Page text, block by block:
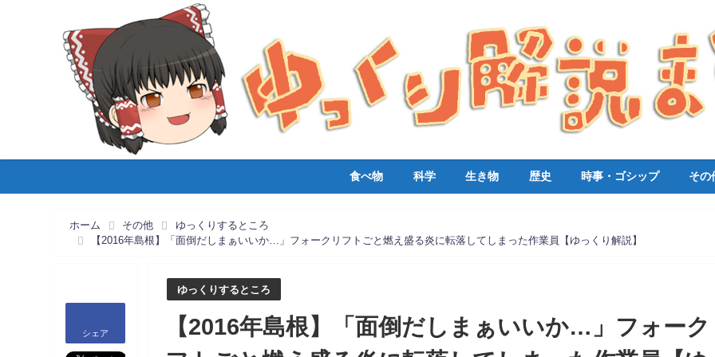
食べ物 科学 生き物 歴史 時事・ゴシップ その
ホーム その他
ゆっくりするところ
【2016年島根】「面倒だしまぁいいか…」フォークリフトごと燃え盛る炎に転落してしまった作業員【ゆっくり解説】
シェア
ゆっくりするところ
【2016年島根】「面倒だしまぁいいか…」フォー